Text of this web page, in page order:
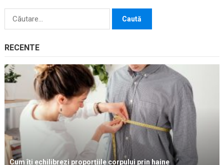
Caută
RECENTE
Cum îți echilibrezi proporțiile corpului prin haine